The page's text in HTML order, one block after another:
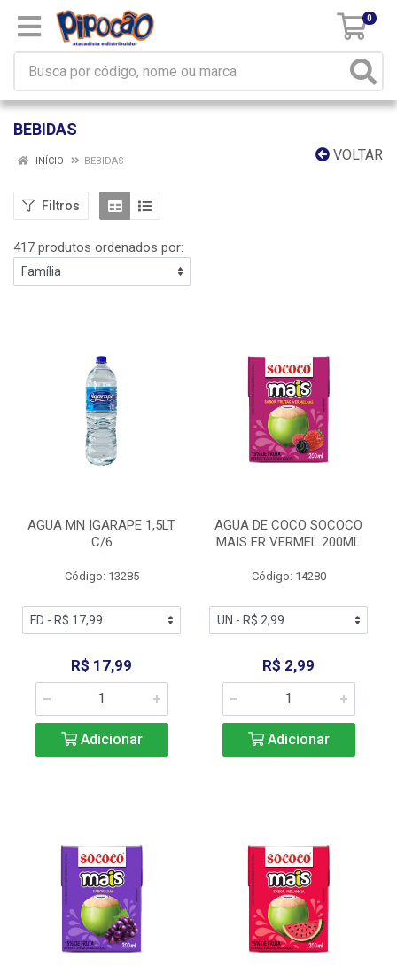
0
BEBIDAS
VOLTAR
INÍCIO BEBIDAS
Filtros
417 produtos ordenados por:
AGUA MN IGARAPE 1,5LT
C/6
Código: 13285
R$ 17,99
Adicionar
AGUA DE COCO SOCOCO
MAIS FR VERMEL 200ML
Código: 14280
R$ 2,99
Adicionar